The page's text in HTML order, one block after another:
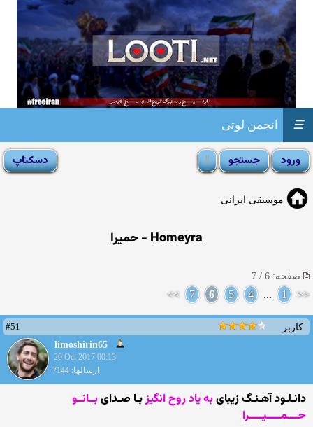
انجمن لوتی ☰
موسیقی ایرانی
Homeyra - حمیرا
صفحه: 6 / 7
<<
1
...
4
5
6
7
>>
کاربر
#51
limoshirin65
20 Oct 2017 00:13
ارسالها: 7144
دانـلـود آهـنـگ زیبایبه یاد روح انگیزبـا صـدایبــانــو
حــــمـــــیـــــرا